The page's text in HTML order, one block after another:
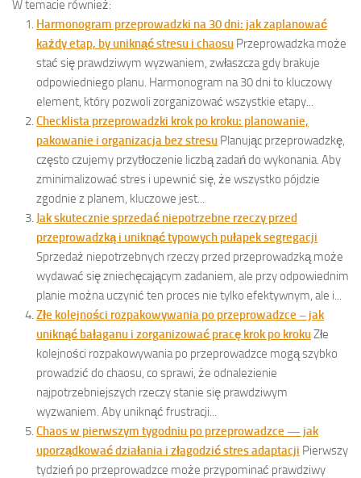
W temacie również:
Harmonogram przeprowadzki na 30 dni: jak zaplanować
każdy etap, by uniknąć stresu i chaosu Przeprowadzka może
stać się prawdziwym wyzwaniem, zwłaszcza gdy brakuje
odpowiedniego planu. Harmonogram na 30 dni to kluczowy
element, który pozwoli zorganizować wszystkie etapy...
Checklista przeprowadzki krok po kroku: planowanie,
pakowanie i organizacja bez stresu Planując przeprowadzkę,
często czujemy przytłoczenie liczbą zadań do wykonania. Aby
zminimalizować stres i upewnić się, że wszystko pójdzie
zgodnie z planem, kluczowe jest...
Jak skutecznie sprzedać niepotrzebne rzeczy przed
przeprowadzką i uniknąć typowych pułapek segregacji
Sprzedaż niepotrzebnych rzeczy przed przeprowadzką może
wydawać się zniechęcającym zadaniem, ale przy odpowiednim
planie można uczynić ten proces nie tylko efektywnym, ale i...
Złe kolejności rozpakowywania po przeprowadzce – jak
uniknąć bałaganu i zorganizować pracę krok po krokuZłe
kolejności rozpakowywania po przeprowadzce mogą szybko
prowadzić do chaosu, co sprawi, że odnalezienie
najpotrzebniejszych rzeczy stanie się prawdziwym
wyzwaniem. Aby uniknąć frustracji...
Chaos w pierwszym tygodniu po przeprowadzce — jak
uporządkować działania i złagodzić stres adaptacji Pierwszy
tydzień po przeprowadzce może przypominać prawdziwy